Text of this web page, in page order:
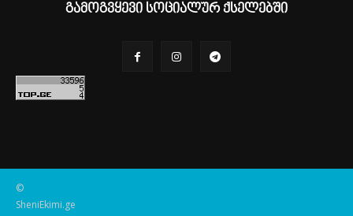
გამოგვყევი სოციალურ ქსელებში
©
SheniEkimi.ge